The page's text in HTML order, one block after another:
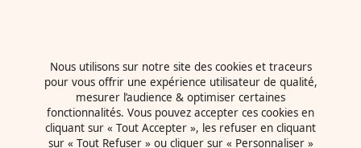
France
Newsletter
Nous utilisons sur notre site des cookies et traceurs
pour vous offrir une expérience utilisateur de qualité,
mesurer l’audience & optimiser certaines
fonctionnalités. Vous pouvez accepter ces cookies en
cliquant sur « Tout Accepter », les refuser en cliquant
sur « Tout Refuser » ou cliquer sur « Personnaliser »